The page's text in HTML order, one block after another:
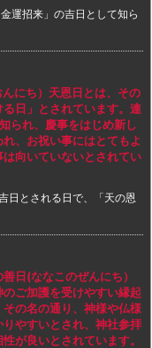
運招来」の吉日として知ら
にち）天恩日とは、その
日」とされています。連
られ、慶事をはじめ新し
、お祝い事にはとてもよ
向いていないとされてい
日とされる日で、「天の恩
日(ななこのぜんにち）
ご加護を受けやすい縁起
の名の通り、神様や仏様
やすいとされ、神社参拝
が良いとされています。